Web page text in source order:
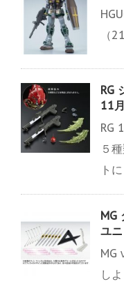
（
RG
11
RG
５
ト
MG
ユ
MG
し